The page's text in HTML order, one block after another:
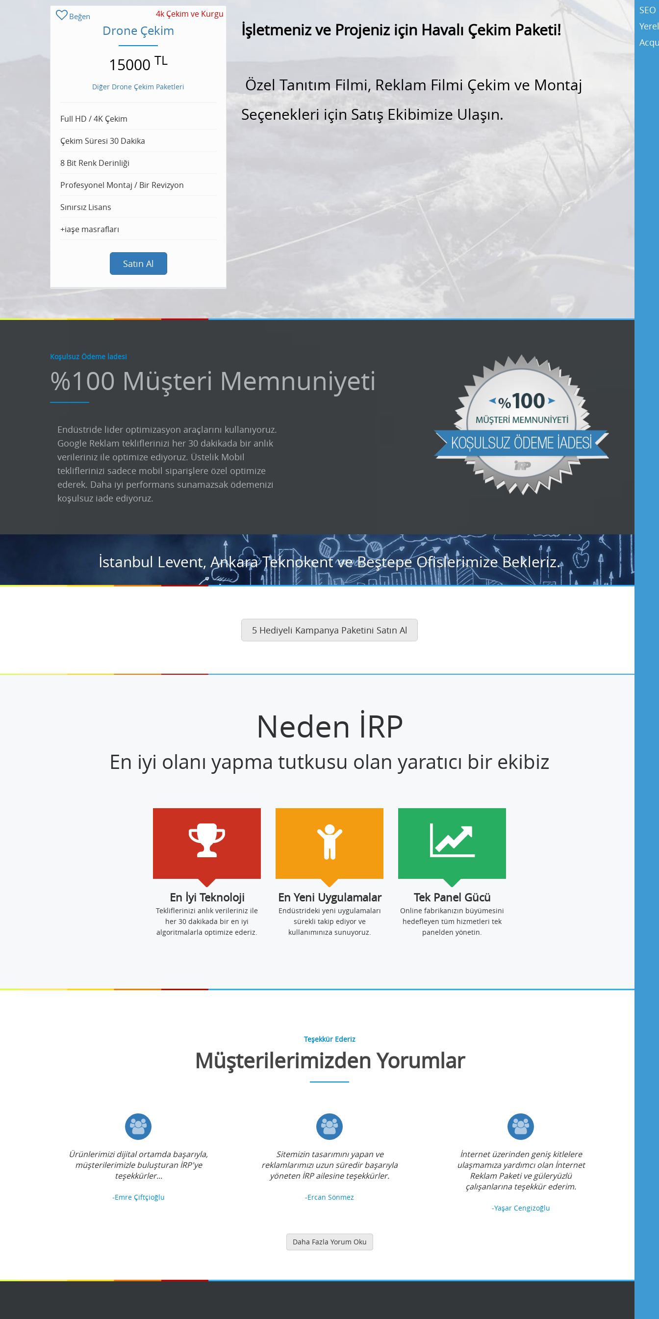
Beğen 4k Çekim ve Kurgu
Drone Çekim
15000 TL
Diğer Drone Çekim Paketleri
Full HD / 4K Çekim
Çekim Süresi 30 Dakika
8 Bit Renk Derinliği
Profesyonel Montaj / Bir Revizyon
Sınırsız Lisans
+iaşe masrafları
Satın Al
İşletmeniz ve Projeniz için Havalı Çekim Paketi!
Özel Tanıtım Filmi, Reklam Filmi Çekim ve Montaj
Seçenekleri için Satış Ekibimize Ulaşın.
Koşulsuz Ödeme İadesi
%100 Müşteri Memnuniyeti
Endüstride lider optimizasyon araçlarını kullanıyoruz.
Google Reklam tekliflerinizi her 30 dakikada bir anlık
verileriniz ile optimize ediyoruz. Üstelik Mobil
tekliflerinizi sadece mobil siparişlere özel optimize
ederek. Daha iyi performans sunamazsak ödemenizi
koşulsuz iade ediyoruz.
İstanbul Levent, Ankara Teknokent ve Beştepe Ofislerimize Bekleriz.
5 Hediyeli Kampanya Paketini Satın Al
Neden İRP
En iyi olanı yapma tutkusu olan yaratıcı bir ekibiz
En İyi Teknoloji
Tekliflerinizi anlık verileriniz ile
her 30 dakikada bir en iyi
algoritmalarla optimize ederiz.
En Yeni Uygulamalar
Endüstrideki yeni uygulamaları
sürekli takip ediyor ve
kullanımınıza sunuyoruz.
Tek Panel Gücü
Online fabrikanızın büyümesini
hedefleyen tüm hizmetleri tek
panelden yönetin.
Teşekkür Ederiz
Müşterilerimizden Yorumlar
Ürünlerimizi dijital ortamda başarıyla,
müşterilerimizle buluşturan İRP'ye
teşekkürler...
-Emre Çiftçioğlu
Sitemizin tasarımını yapan ve
reklamlarımızı uzun süredir başarıyla
yöneten İRP ailesine teşekkürler.
-Ercan Sönmez
İnternet üzerinden geniş kitlelere
ulaşmamıza yardımcı olan İnternet
Reklam Paketi ve güleryüzlü
çalışanlarına teşekkür ederim.
-Yaşar Cengizoğlu
Daha Fazla Yorum Oku